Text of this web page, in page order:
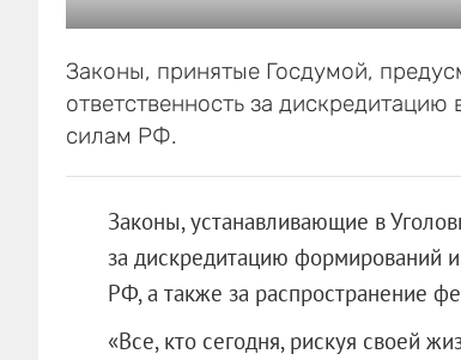
Законы, принятые Госдумой,
ответственность за
силам РФ.
Законы, устанавливающие в
за дискредитацию формирований
РФ, а также за распространение
«Все, кто сегодня, рискуя своей